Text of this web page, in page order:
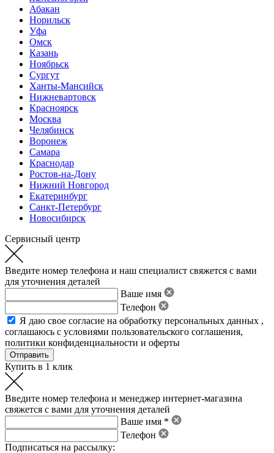
Абакан
Норильск
Уфа
Омск
Казань
Ноябрьск
Сургут
Ханты-Мансийск
Нижневартовск
Красноярск
Москва
Челябинск
Воронеж
Самара
Краснодар
Ростов-на-Дону
Нижний Новгород
Екатеринбург
Санкт-Петербург
Новосибирск
Сервисный центр
Введите номер телефона и наш специалист свяжется с вами
для уточнения деталей
Ваше имя
Телефон
Я даю свое согласие на обработку персональных данных ,
соглашаюсь с условиями пользовательского соглашения,
политики конфиденциальности и оферты
Купить в 1 клик
Введите номер телефона и менеджер интернет-магазина
свяжется с вами для уточнения деталей
Ваше имя *
Телефон
Подписаться на рассылку: